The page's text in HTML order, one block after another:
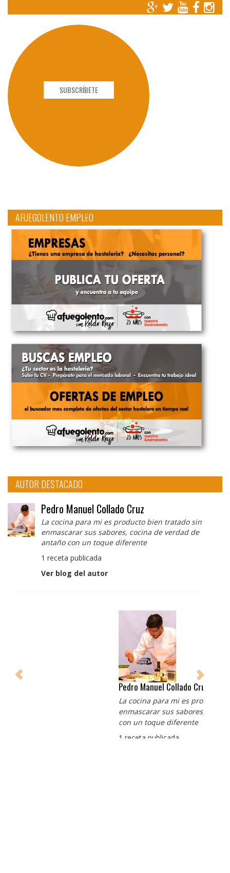
SUBSCRÍBETE
AFUEGOLENTO EMPLEO
AUTOR DESTACADO
Pedro Manuel Collado Cruz
La cocina para mi es producto bien tratado sin
enmascarar sus sabores, cocina de verdad de
antaño con un toque diferente
1 receta publicada
Ver blog del autor
La cocina para mi es producto bien tratado sin
enmascarar sus sabores, cocina de verdad de antaño